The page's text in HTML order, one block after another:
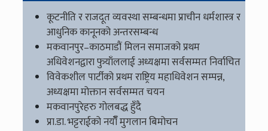
कूटनीति र राजदूत व्यवस्था सम्बन्धमा प्राचीन धर्मशास्त्र र
आधुनिक कानूनको अन्तरसम्बन्ध
मकवानपुर–काठमाडौं मिलन समाजको प्रथम
अधिवेशनद्वारा फुयाँललाई अध्यक्षमा सर्वसम्मत निर्वाचित
विवेकशील पार्टीको प्रथम राष्ट्रिय महाधिवेशन सम्पन्न,
अध्यक्षमा मोक्तान सर्वसम्मत चयन
मकवानपुरेहरु गोलबद्ध हुँदै
प्रा.डा. भट्टराईको नयाँँ मुगलान बिमोचन